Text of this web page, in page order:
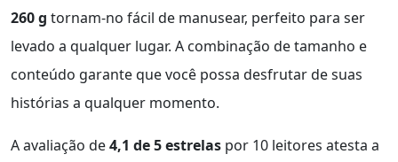
260 g tornam-no fácil de manusear, perfeito para ser
levado a qualquer lugar. A combinação de tamanho e
conteúdo garante que você possa desfrutar de suas
histórias a qualquer momento.
A avaliação de4,1 de 5 estrelas por 10 leitores atesta a